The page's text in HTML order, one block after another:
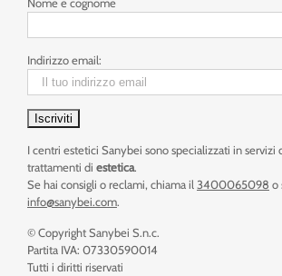
Indirizzo email:
I centri estetici Sanybei sono specializzati in servizi
trattamenti di estetica.
Se hai consigli o reclami, chiama il 3400065098 o
info@sanybei.com.
© Copyright Sanybei S.n.c.
Partita IVA: 07330590014
Tutti i diritti riservati